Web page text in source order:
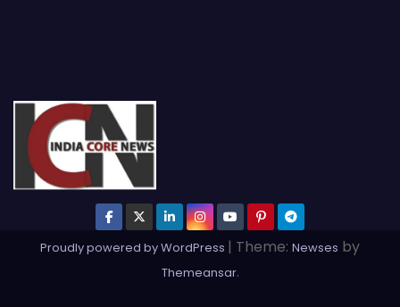
Proudly powered by WordPress | Theme: Newses by
Themeansar.